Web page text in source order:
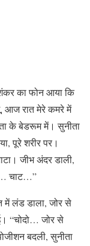
का फोन आया कि
आज रात मेरे कमरे में
के बेडरूम में। सुनीता
पूरे शरीर पर।
जीभ अंदर डाली,
चाट…”
में लंड डाला, जोर से
“चोदो… जोर से
बदली, सुनीता